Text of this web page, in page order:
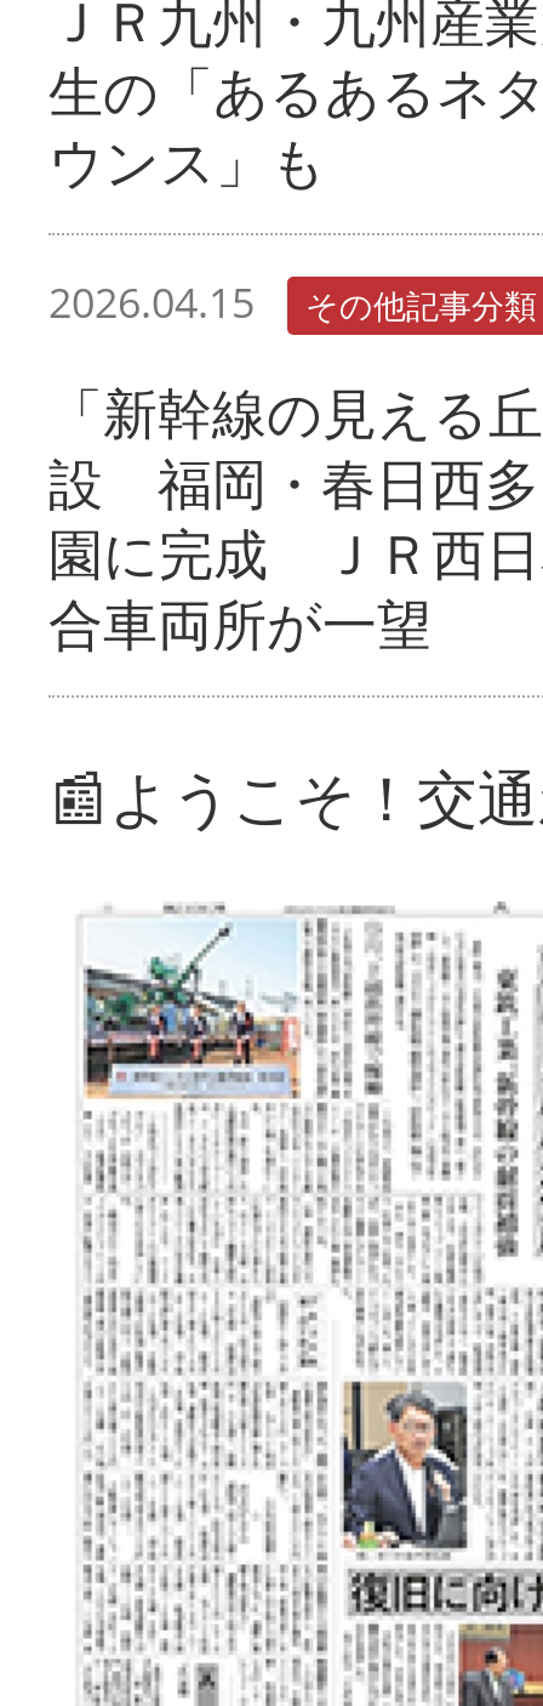
ＪＲ九州・九州産
生の「あるあるネ
ウンス」も
2026.04.15 その他記事分類
「新幹線の見える
設 福岡・春日西
園に完成 ＪＲ西
合車両所が一望
📰ようこそ！交